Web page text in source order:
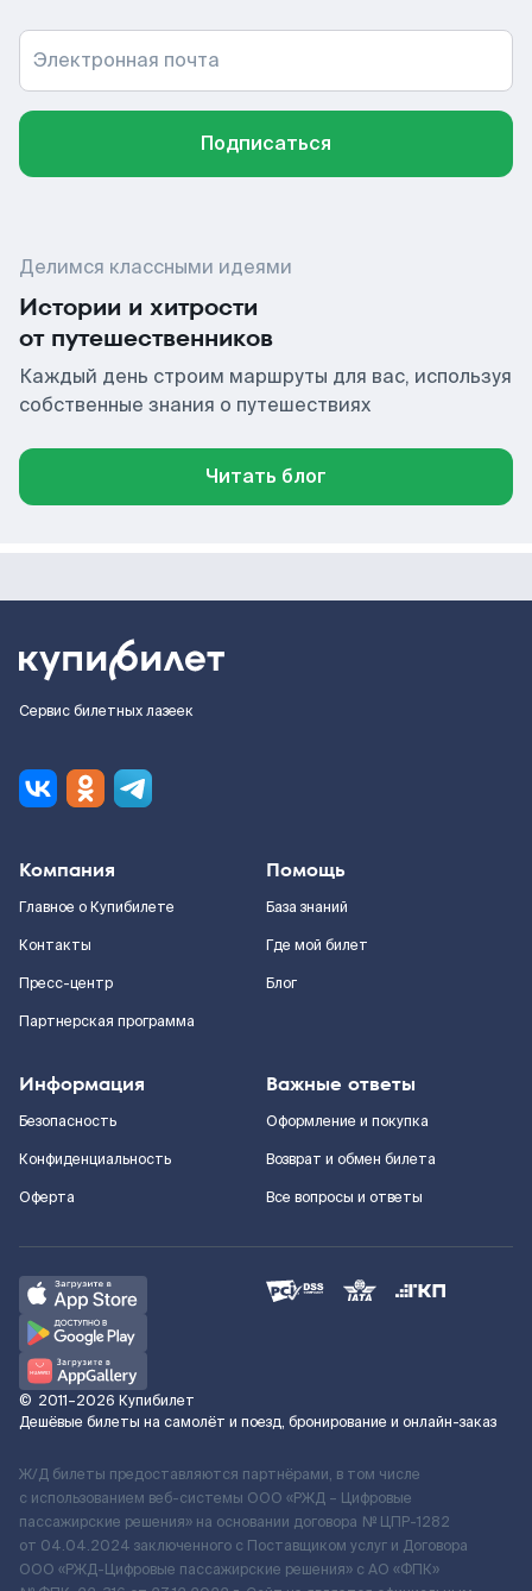
Электронная почта
Подписаться
Делимся классными идеями
Истории и хитрости
от путешественников
Каждый день строим маршруты для вас, используя
собственные знания о путешествиях
Читать блог
Сервис билетных лазеек
Компания
Главное о Купибилете
Контакты
Пресс-центр
Партнерская программа
Помощь
База знаний
Где мой билет
Блог
Информация
Безопасность
Конфиденциальность
Оферта
Важные ответы
Оформление и покупка
Возврат и обмен билета
Все вопросы и ответы
© 2011–2026 Купибилет
Дешёвые билеты на самолёт и поезд, бронирование и онлайн-заказ
Ж/Д билеты предоставляются партнёрами, в том числе
с использованием веб-системы ООО «РЖД – Цифровые
пассажирские решения» на основании договора № ЦПР-1282
от 04.04.2024 заключенного с Поставщиком услуг и Договора
ООО «РЖД-Цифровые пассажирские решения» c АО «ФПК»